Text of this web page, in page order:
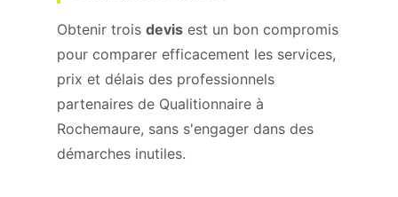
Obtenir trois devis est un bon compromis
pour comparer efficacement les services,
prix et délais des professionnels
partenaires de Qualitionnaire à
Rochemaure, sans s'engager dans des
démarches inutiles.